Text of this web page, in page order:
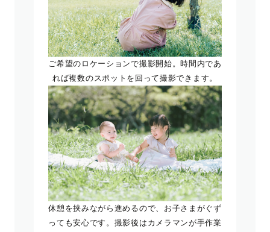
ご希望のロケーションで撮影開始。時間内であ
れば複数のスポットを回って撮影できます。
休憩を挟みながら進めるので、お子さまがぐず
っても安心です。撮影後はカメラマンが手作業